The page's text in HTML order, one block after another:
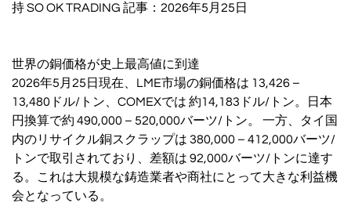
持 SO OK TRADING 記事：2026年5月25日
世界の銅価格が史上最高値に到達
2026年5月25日現在、LME市場の銅価格は 13,426 –
13,480ドル/トン、COMEXでは 約14,183ドル/トン。日本
円換算で約 490,000 – 520,000バーツ/トン。 一方、タイ国
内のリサイクル銅スクラップは 380,000 – 412,000バーツ/
トンで取引されており、差額は 92,000バーツ/トンに達す
る。これは大規模な鋳造業者や商社にとって大きな利益機
会となっている。